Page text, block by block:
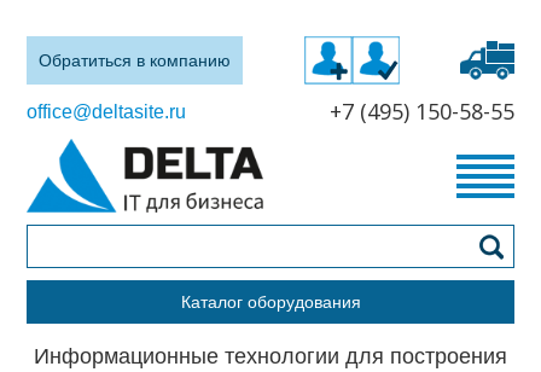
Обратиться в компанию
office@deltasite.ru +7 (495) 150-58-55
Каталог оборудования
Информационные технологии для построения